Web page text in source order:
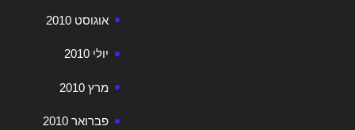
אוגוסט 2010
יולי 2010
מרץ 2010
פברואר 2010